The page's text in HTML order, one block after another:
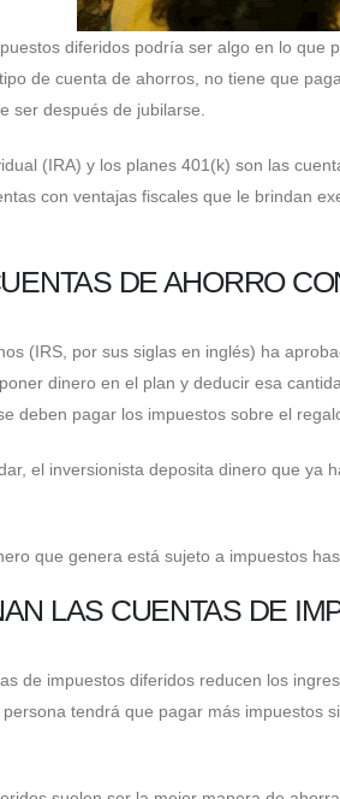
diferidos podría ser algo en lo que
de cuenta de ahorros, no tiene que
ser después de jubilarse.
(IRA) y los planes 401(k) son las
con ventajas fiscales que le brindan
DE AHORRO
(IRS, por sus siglas en inglés) ha
dinero en el plan y deducir esa
deben pagar los impuestos sobre el
el inversionista deposita dinero que ya
que genera está sujeto a impuestos
LAS CUENTAS DE
de impuestos diferidos reducen los
tendrá que pagar más impuestos